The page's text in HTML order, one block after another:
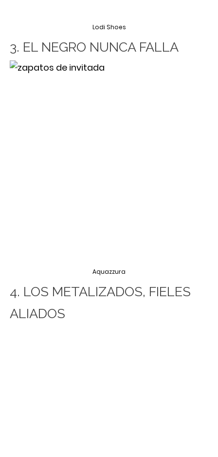
Lodi Shoes
3. EL NEGRO NUNCA FALLA
Aquazzura
4. LOS METALIZADOS, FIELES
ALIADOS